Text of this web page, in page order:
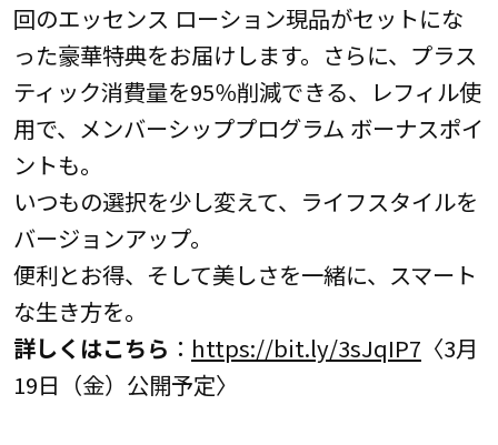
回のエッセンス ローション現品がセットにな
った豪華特典をお届けします。さらに、プラス
ティック消費量を95％削減できる、レフィル使
用で、メンバーシッププログラム ボーナスポイ
ントも。
いつもの選択を少し変えて、ライフスタイルを
バージョンアップ。
便利とお得、そして美しさを一緒に、スマート
な生き方を。
詳しくはこちら ： https://bit.ly/3sJqIP7 〈3月
19日（金）公開予定〉